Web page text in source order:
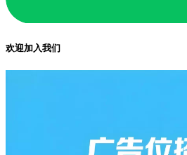
欢迎加入我们